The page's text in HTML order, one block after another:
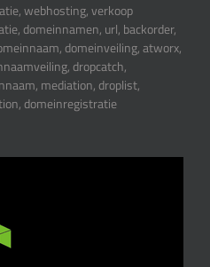
webhosting, verkoop
domeinnamen, url, backorder,
domeinveiling, atworx,
dropcatch,
mediation, droplist,
domeinregistratie